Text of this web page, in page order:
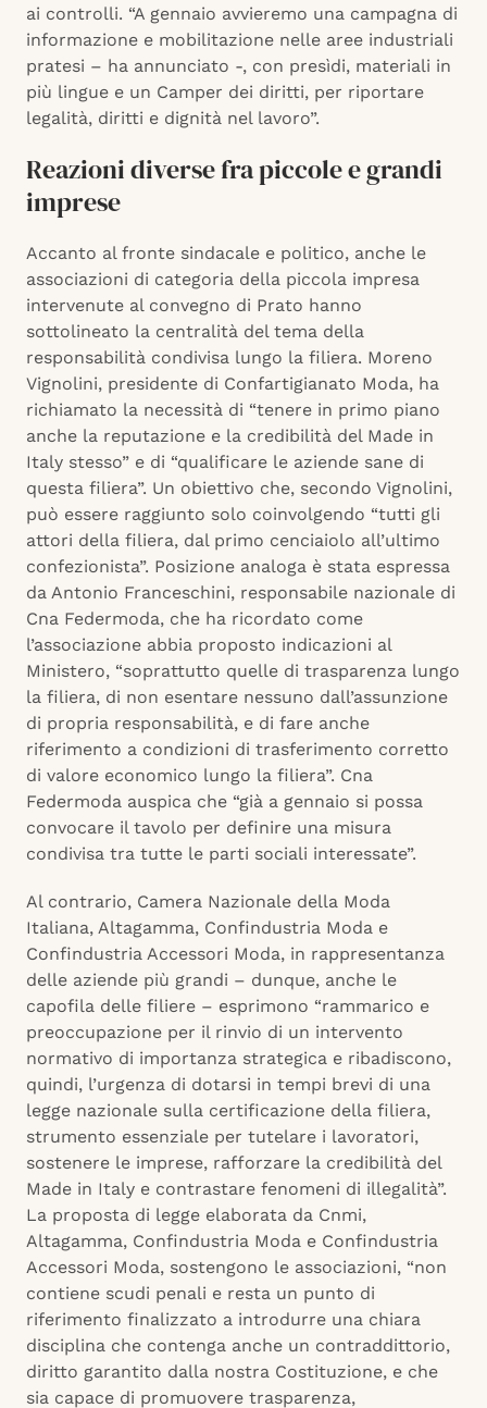
ai controlli. “A gennaio avvieremo una campagna di
informazione e mobilitazione nelle aree industriali
pratesi – ha annunciato -, con presìdi, materiali in
più lingue e un Camper dei diritti, per riportare
legalità, diritti e dignità nel lavoro”.
Reazioni diverse fra piccole e grandi
imprese
Accanto al fronte sindacale e politico, anche le
associazioni di categoria della piccola impresa
intervenute al convegno di Prato hanno
sottolineato la centralità del tema della
responsabilità condivisa lungo la filiera. Moreno
Vignolini, presidente di Confartigianato Moda, ha
richiamato la necessità di “tenere in primo piano
anche la reputazione e la credibilità del Made in
Italy stesso” e di “qualificare le aziende sane di
questa filiera”. Un obiettivo che, secondo Vignolini,
può essere raggiunto solo coinvolgendo “tutti gli
attori della filiera, dal primo cenciaiolo all’ultimo
confezionista”. Posizione analoga è stata espressa
da Antonio Franceschini, responsabile nazionale di
Cna Federmoda, che ha ricordato come
l’associazione abbia proposto indicazioni al
Ministero, “soprattutto quelle di trasparenza lungo
la filiera, di non esentare nessuno dall’assunzione
di propria responsabilità, e di fare anche
riferimento a condizioni di trasferimento corretto
di valore economico lungo la filiera”. Cna
Federmoda auspica che “già a gennaio si possa
convocare il tavolo per definire una misura
condivisa tra tutte le parti sociali interessate”.
Al contrario, Camera Nazionale della Moda
Italiana, Altagamma, Confindustria Moda e
Confindustria Accessori Moda, in rappresentanza
delle aziende più grandi – dunque, anche le
capofila delle filiere – esprimono “rammarico e
preoccupazione per il rinvio di un intervento
normativo di importanza strategica e ribadiscono,
quindi, l’urgenza di dotarsi in tempi brevi di una
legge nazionale sulla certificazione della filiera,
strumento essenziale per tutelare i lavoratori,
sostenere le imprese, rafforzare la credibilità del
Made in Italy e contrastare fenomeni di illegalità”.
La proposta di legge elaborata da Cnmi,
Altagamma, Confindustria Moda e Confindustria
Accessori Moda, sostengono le associazioni, “non
contiene scudi penali e resta un punto di
riferimento finalizzato a introdurre una chiara
disciplina che contenga anche un contraddittorio,
diritto garantito dalla nostra Costituzione, e che
sia capace di promuovere trasparenza,